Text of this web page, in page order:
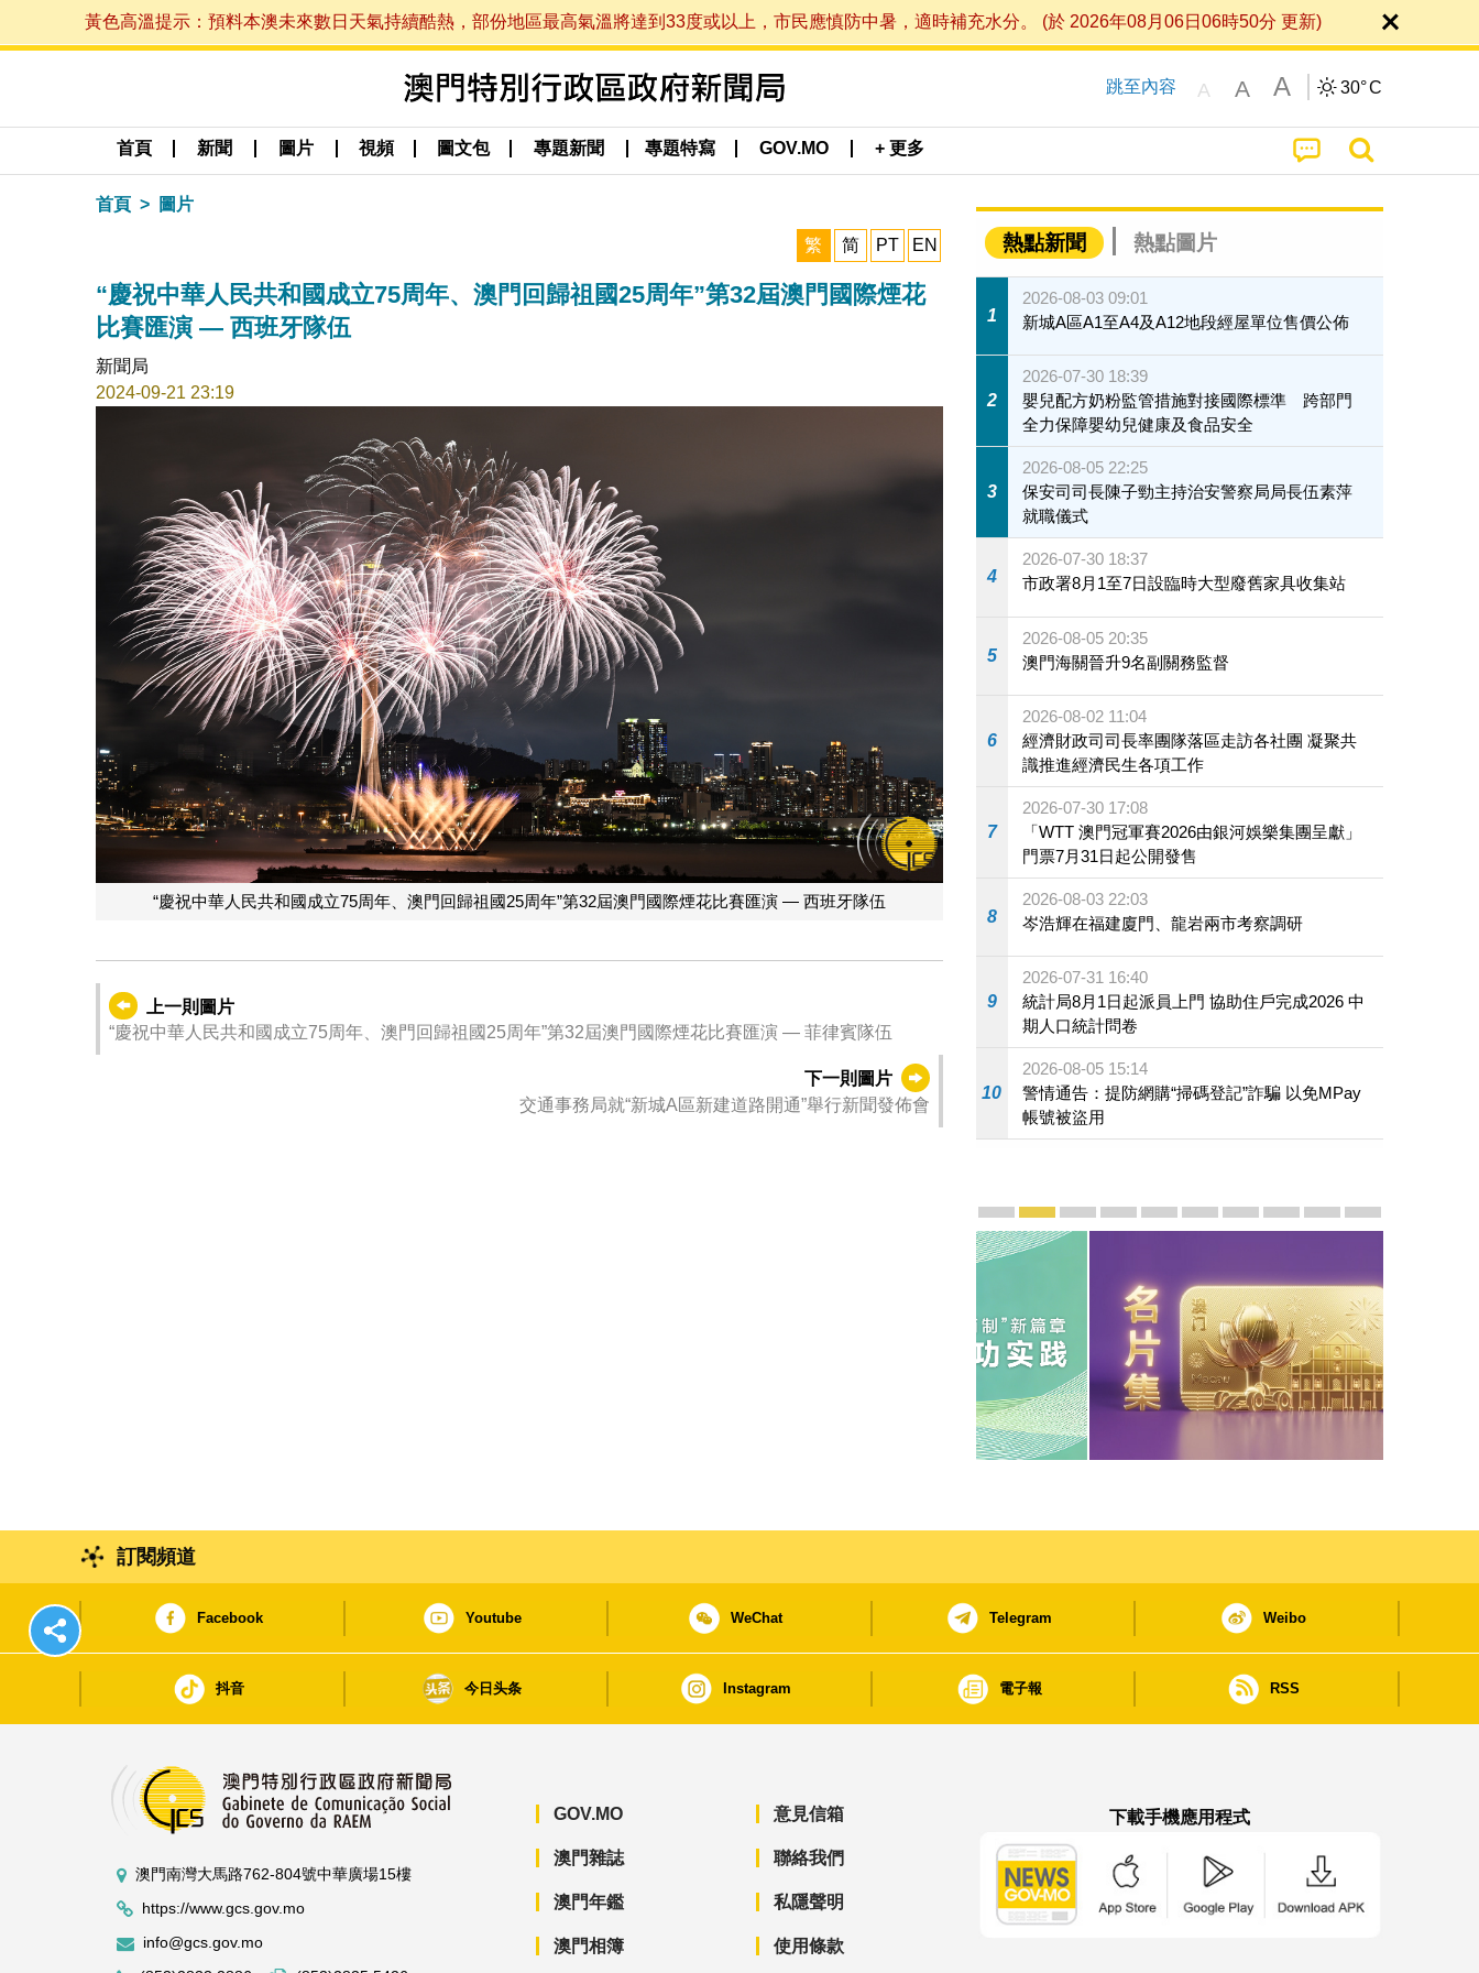
黃色高溫提示：預料本澳未來數日天氣持續酷熱，部份地區最高氣溫將達到33度或以上，市民應慎防中暑，適時補充水分。 (於 2026年08月06日06時50分 更新)
跳至內容 A A A 30°C
首頁 新聞 圖片 視頻 圖文包 專題新聞 專題特寫 GOV.MO + 更多
首頁 圖片
繁 简 PT EN
“慶祝中華人民共和國成立75周年、澳門回歸祖國25周年”第32屆澳門國際煙花
比賽匯演 — 西班牙隊伍
新聞局
2024-09-21 23:19
“慶祝中華人民共和國成立75周年、澳門回歸祖國25周年”第32屆澳門國際煙花比賽匯演 — 西班牙隊伍
上一則圖片
“慶祝中華人民共和國成立75周年、澳門回歸祖國25周年”第32屆澳門國際煙花比賽匯演 — 菲律賓隊伍
下一則圖片
交通事務局就“新城A區新建道路開通”舉行新聞發佈會
熱點新聞 熱點圖片
1
2026-08-03 09:01
新城A區A1至A4及A12地段經屋單位售價公佈
2
2026-07-30 18:39
嬰兒配方奶粉監管措施對接國際標準 跨部門
全力保障嬰幼兒健康及食品安全
3
2026-08-05 22:25
保安司司長陳子勁主持治安警察局局長伍素萍
就職儀式
4
2026-07-30 18:37
市政署8月1至7日設臨時大型廢舊家具收集站
5
2026-08-05 20:35
澳門海關晉升9名副關務監督
6
2026-08-02 11:04
經濟財政司司長率團隊落區走訪各社團 凝聚共
識推進經濟民生各項工作
7
2026-07-30 17:08
「WTT 澳門冠軍賽2026由銀河娛樂集團呈獻」
門票7月31日起公開發售
8
2026-08-03 22:03
岑浩輝在福建廈門、龍岩兩市考察調研
9
2026-07-31 16:40
統計局8月1日起派員上門 協助住戶完成2026 中
期人口統計問卷
10
2026-08-05 15:14
警情通告：提防網購“掃碼登記”詐騙 以免MPay
帳號被盜用
宣傳及推廣
賡續中葡傳統友誼 續寫“一國兩制”新篇章 — 澳門“一國
澳門名片集
行政長官岑浩輝11月18日發表2026年施政報
施政特寫澳門特別行政區經濟和社會發展第
橫琴粵澳深度合作區專題網站
施政小講堂
走進澳門澳門相簿2020
《澳门微视
訂閱頻道
Facebook Youtube WeChat Telegram Weibo
抖音 今日头条 Instagram 電子報 RSS
澳門南灣大馬路762-804號中華廣場15樓
https://www.gcs.gov.mo
info@gcs.gov.mo
GOV.MO
澳門雜誌
澳門年鑑
澳門相簿
意見信箱
聯絡我們
私隱聲明
使用條款
下載手機應用程式